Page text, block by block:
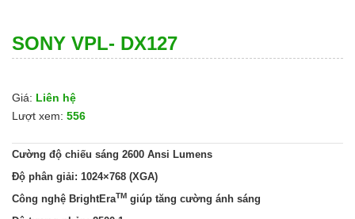
SONY VPL- DX127
Giá: Liên hệ
Lượt xem: 556
Cường độ chiếu sáng 2600 Ansi Lumens
Độ phân giải: 1024×768 (XGA)
Công nghệ BrightEraTM giúp tăng cường ánh sáng